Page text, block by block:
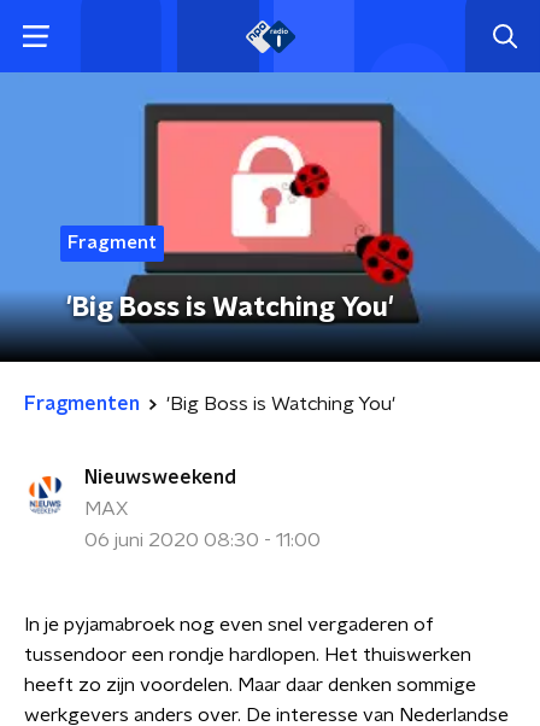
Fragment
'Big Boss is Watching You'
Fragmenten 'Big Boss is Watching You'
Nieuwsweekend
MAX
06 juni 2020 08:30 - 11:00
In je pyjamabroek nog even snel vergaderen of
tussendoor een rondje hardlopen. Het thuiswerken
heeft zo zijn voordelen. Maar daar denken sommige
werkgevers anders over. De interesse van Nederlandse